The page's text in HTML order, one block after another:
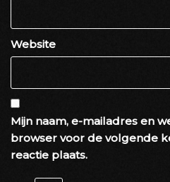
Website
Mijn naam, e-mailadres en
browser voor de volgende
reactie plaats.